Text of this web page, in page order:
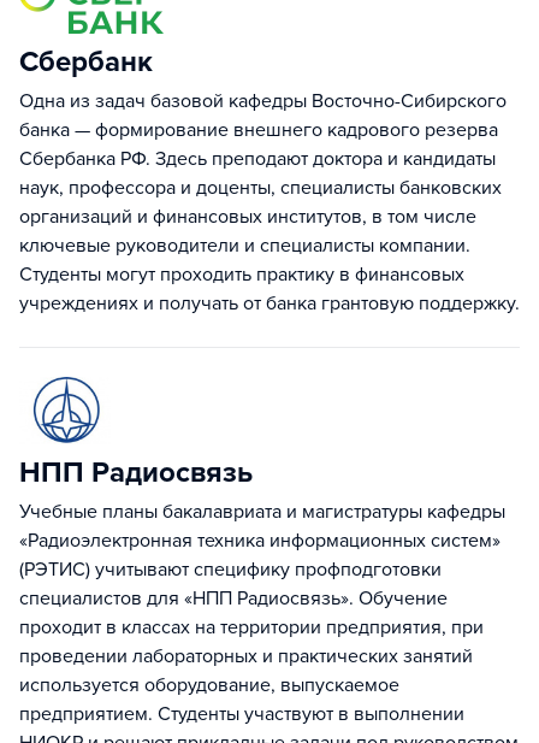
Сбербанк
Одна из задач базовой кафедры Восточно-Сибирского
банка — формирование внешнего кадрового резерва
Сбербанка РФ. Здесь преподают доктора и кандидаты
наук, профессора и доценты, специалисты банковских
организаций и финансовых институтов, в том числе
ключевые руководители и специалисты компании.
Студенты могут проходить практику в финансовых
учреждениях и получать от банка грантовую поддержку.
НПП Радиосвязь
Учебные планы бакалавриата и магистратуры кафедры
«Радиоэлектронная техника информационных систем»
(РЭТИС) учитывают специфику профподготовки
специалистов для «НПП Радиосвязь». Обучение
проходит в классах на территории предприятия, при
проведении лабораторных и практических занятий
используется оборудование, выпускаемое
предприятием. Студенты участвуют в выполнении